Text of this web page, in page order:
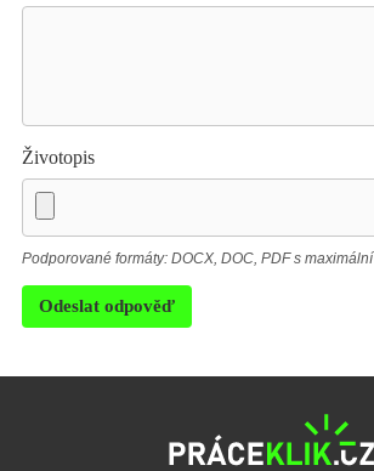
Životopis
Podporované formáty: DOCX, DOC, PDF s
Odeslat odpověď